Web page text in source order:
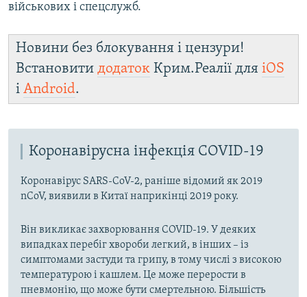
військових і спецслужб.
Новини без блокування і цензури!
Встановити додаток Крим.Реалії для iOS
і Android.
Коронавірусна інфекція COVID-19
Коронавірус SARS-CoV-2, раніше відомий як 2019
nCoV, виявили в Китаї наприкінці 2019 року.
Він викликає захворювання COVID-19. У деяких
випадках перебіг хвороби легкий, в інших – із
симптомами застуди та грипу, в тому числі з високою
температурою і кашлем. Це може перерости в
пневмонію, що може бути смертельною. Більшість